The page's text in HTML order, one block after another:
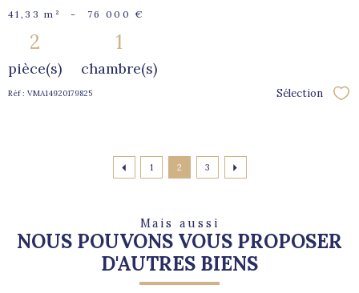
41,33 m² - 76 000 €
2
pièce(s)
1
chambre(s)
Réf : VMA14920179825 Sélection
1 2 3
Mais aussi
NOUS POUVONS VOUS PROPOSER
D'AUTRES BIENS